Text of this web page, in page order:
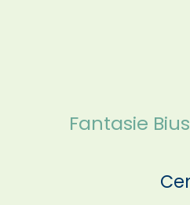
Fantasie